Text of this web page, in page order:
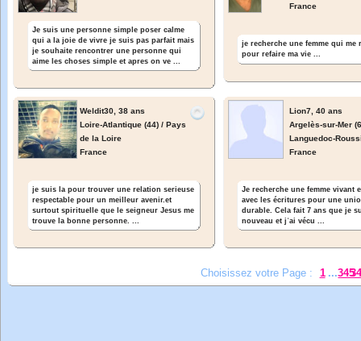
Je suis une personne simple poser calme
qui a la joie de vivre je suis pas parfait mais
je souhaite rencontrer une personne qui
aime les choses simple et apres on ve ...
France
je recherche une femme qui me
pour refaire ma vie ...
Weldit30, 38 ans
Loire-Atlantique (44) / Pays
de la Loire
France
je suis la pour trouver une relation serieuse
respectable pour un meilleur avenir.et
surtout spirituelle que le seigneur Jesus me
trouve la bonne personne. ...
Lion7, 40 ans
Argelès-sur-Mer
Languedoc-
France
Je recherche une femme vivant
avec les écritures pour une
durable. Cela fait 7 ans que je
nouveau et jʾai vécu ...
Choisissez votre Page : 1 ...345